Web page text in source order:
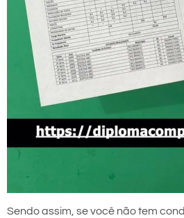
Sendo assim, se você não tem